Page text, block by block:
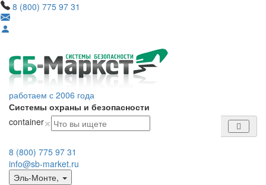
8 (800) 775 97 31
работаем с 2006 года
Системы охраны и безопасности
container×
8 (800) 775 97 31
info@sb-market.ru
Эль-Монте,